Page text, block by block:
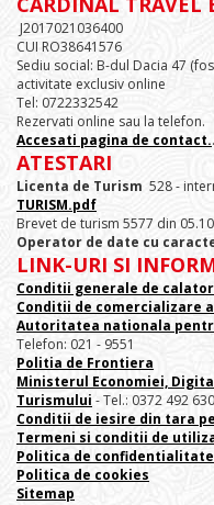
J2017021036400
CUI RO38641576
Sediu social: B-dul Dacia 47
activitate exclusiv online
Tel: 0722332542
Rezervati online sau la telefon.
Accesati pagina de contact.
ATESTARI
Licenta de Turism 528 -
TURISM.pdf
Brevet de turism 5577 din
Operator de date cu
LINK-URI SI
Conditii generale de
Conditii de comercializare
Autoritatea nationala
Telefon: 021 - 9551
Politia de Frontiera
Ministerul Economiei,
Turismului - Tel.: 0372 492 630
Conditii de iesire din tara
Termeni si conditii de
Politica de confidentialitate
Politica de cookies
Sitemap